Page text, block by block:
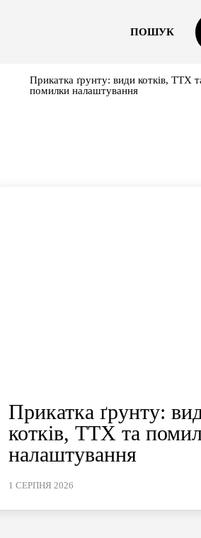
ПОШУК
Прикатка ґрунту: види котків, ТТХ
помилки налаштування
Прикатка ґрунту:
котків, ТТХ та
налаштування
1 СЕРПНЯ 2026